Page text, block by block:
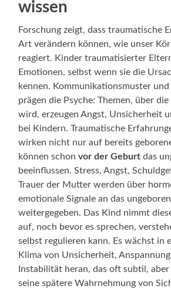
wissen
Forschung zeigt, dass traumatische
Art verändern können, wie unser
reagiert. Kinder traumatisierter
Emotionen, selbst wenn sie die
kennen. Kommunikationsmuster und
prägen die Psyche: Themen, über
wird, erzeugen Angst, Unsicherheit
bei Kindern. Traumatische
wirken nicht nur auf bereits
können schonvor der Geburt das
beeinflussen. Stress, Angst,
Trauer der Mutter werden über
emotionale Signale an das
weitergegeben. Das Kind nimmt
auf, noch bevor es sprechen,
selbst regulieren kann. Es wächst in
Klima von Unsicherheit,
Instabilität heran, das oft subtil,
seine spätere Wahrnehmung von